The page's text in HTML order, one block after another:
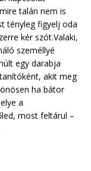
talán nem is
tényleg figyelj oda
kér szót.Valaki,
személlyé
egy darabja
akit meg
ha bátor
a
most feltárul –